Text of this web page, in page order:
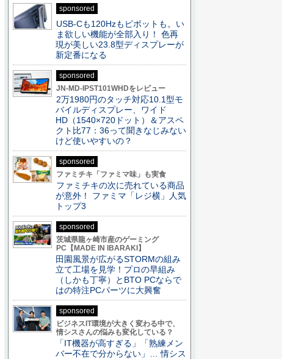
sponsored
USB-Cも120Hzもピボットも。い
ま欲しい機能が全部入り！ 色再
現が美しい23.8型ディスプレーが
新定番になる
sponsored
JN-MD-IPST101WHDをレビュー
2万1980円のタッチ対応10.1型モ
バイルディスプレー、ワイド
HD（1540×720ドット）＆アスペ
クト比77：36って聞きなじみない
けど使いやすいの？
sponsored
ファミチキ「ファミマ味」も実食
ファミチキの次に売れている商品
が意外！ ファミマ「レジ横」人気
トップ3
sponsored
茨城県龍ヶ崎市産のゲーミング
PC【MADE IN IBARAKI】
田園風景が広がるSTORMの組み
立て工場を見学！プロの早組み
（しかも丁寧）とBTO PCならで
はの特注PCパーツに大興奮
sponsored
ビジネスIT環境が大きく変わる中で、
情シスさんの悩みも変化している？
「IT機器が高すぎる」「熟練メン
バー不在で分からない」… 情シス